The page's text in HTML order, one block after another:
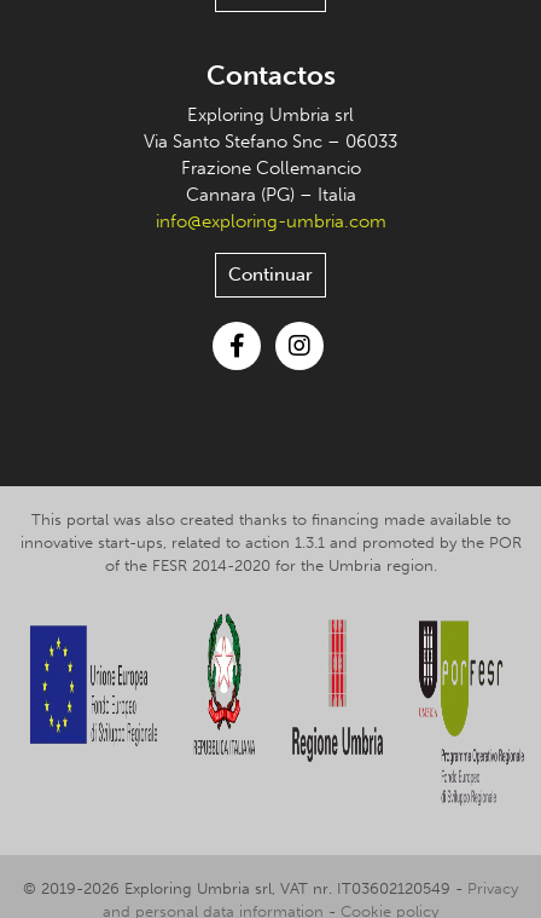
Contactos
Exploring Umbria srl
Via Santo Stefano Snc – 06033
Frazione Collemancio
Cannara (PG) – Italia
info@exploring-umbria.com
Continuar
This portal was also created thanks to financing made available to
innovative start-ups, related to action 1.3.1 and promoted by the POR
of the FESR 2014-2020 for the Umbria region.
© 2019-2026 Exploring Umbria srl, VAT nr. IT03602120549 - Privacy
and personal data information - Cookie policy